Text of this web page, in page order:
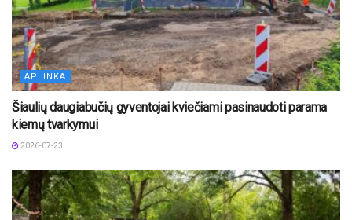
APLINKA
Šiaulių daugiabučių gyventojai kviečiami pasinaudoti parama
kiemų tvarkymui
2026-07-23